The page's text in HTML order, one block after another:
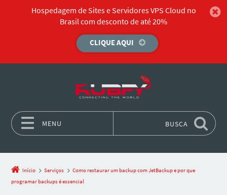
Hospedagem de Sites e Servidores VPS Cloud no
Brasil com desconto de até 20%
CLIQUE AQUI
MENU BUSCA
Início Serviços
Como restaurar um backup com JetBackup e por que
programar backups é essencial